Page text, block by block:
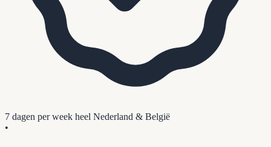
7 dagen per week heel Nederland & België
•